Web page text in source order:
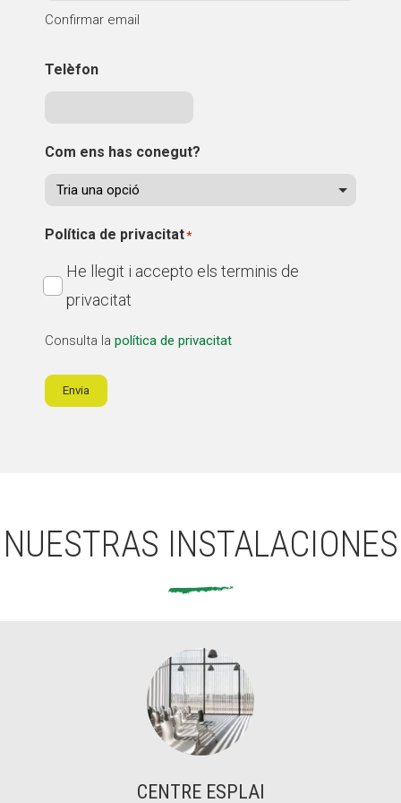
Confirmar email
Telèfon
Com ens has conegut?
Política de privacitat*
He llegit i accepto els terminis de
privacitat
Consulta la política de privacitat
Envia
NUESTRAS INSTALACIONES
CENTRE ESPLAI